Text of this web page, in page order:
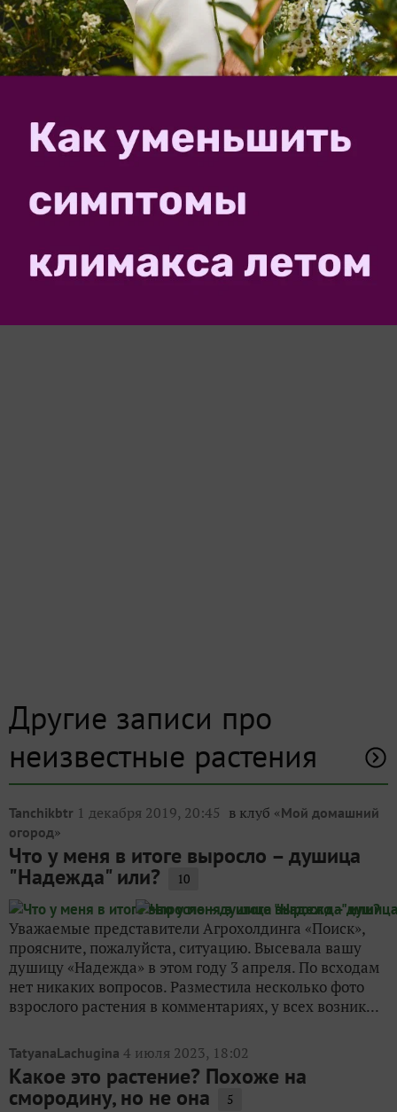
Ваш E-mail:
добавить комментарий
Другие записи про
неизвестные растения
Tanchikbtr 1 декабря 2019, 20:45 в клуб «Мой домашний
огород»
Что у меня в итоге выросло – душица
"Надежда" или? 10
Уважаемые представители Агрохолдинга «Поиск»,
проясните, пожалуйста, ситуацию. Высевала вашу
душицу «Надежда» в этом году 3 апреля. По всходам
нет никаких вопросов. Разместила несколько фото
взрослого растения в комментариях, у всех возник...
TatyanaLachugina 4 июля 2023, 18:02
Какое это растение? Похоже на
смородину, но не она 5